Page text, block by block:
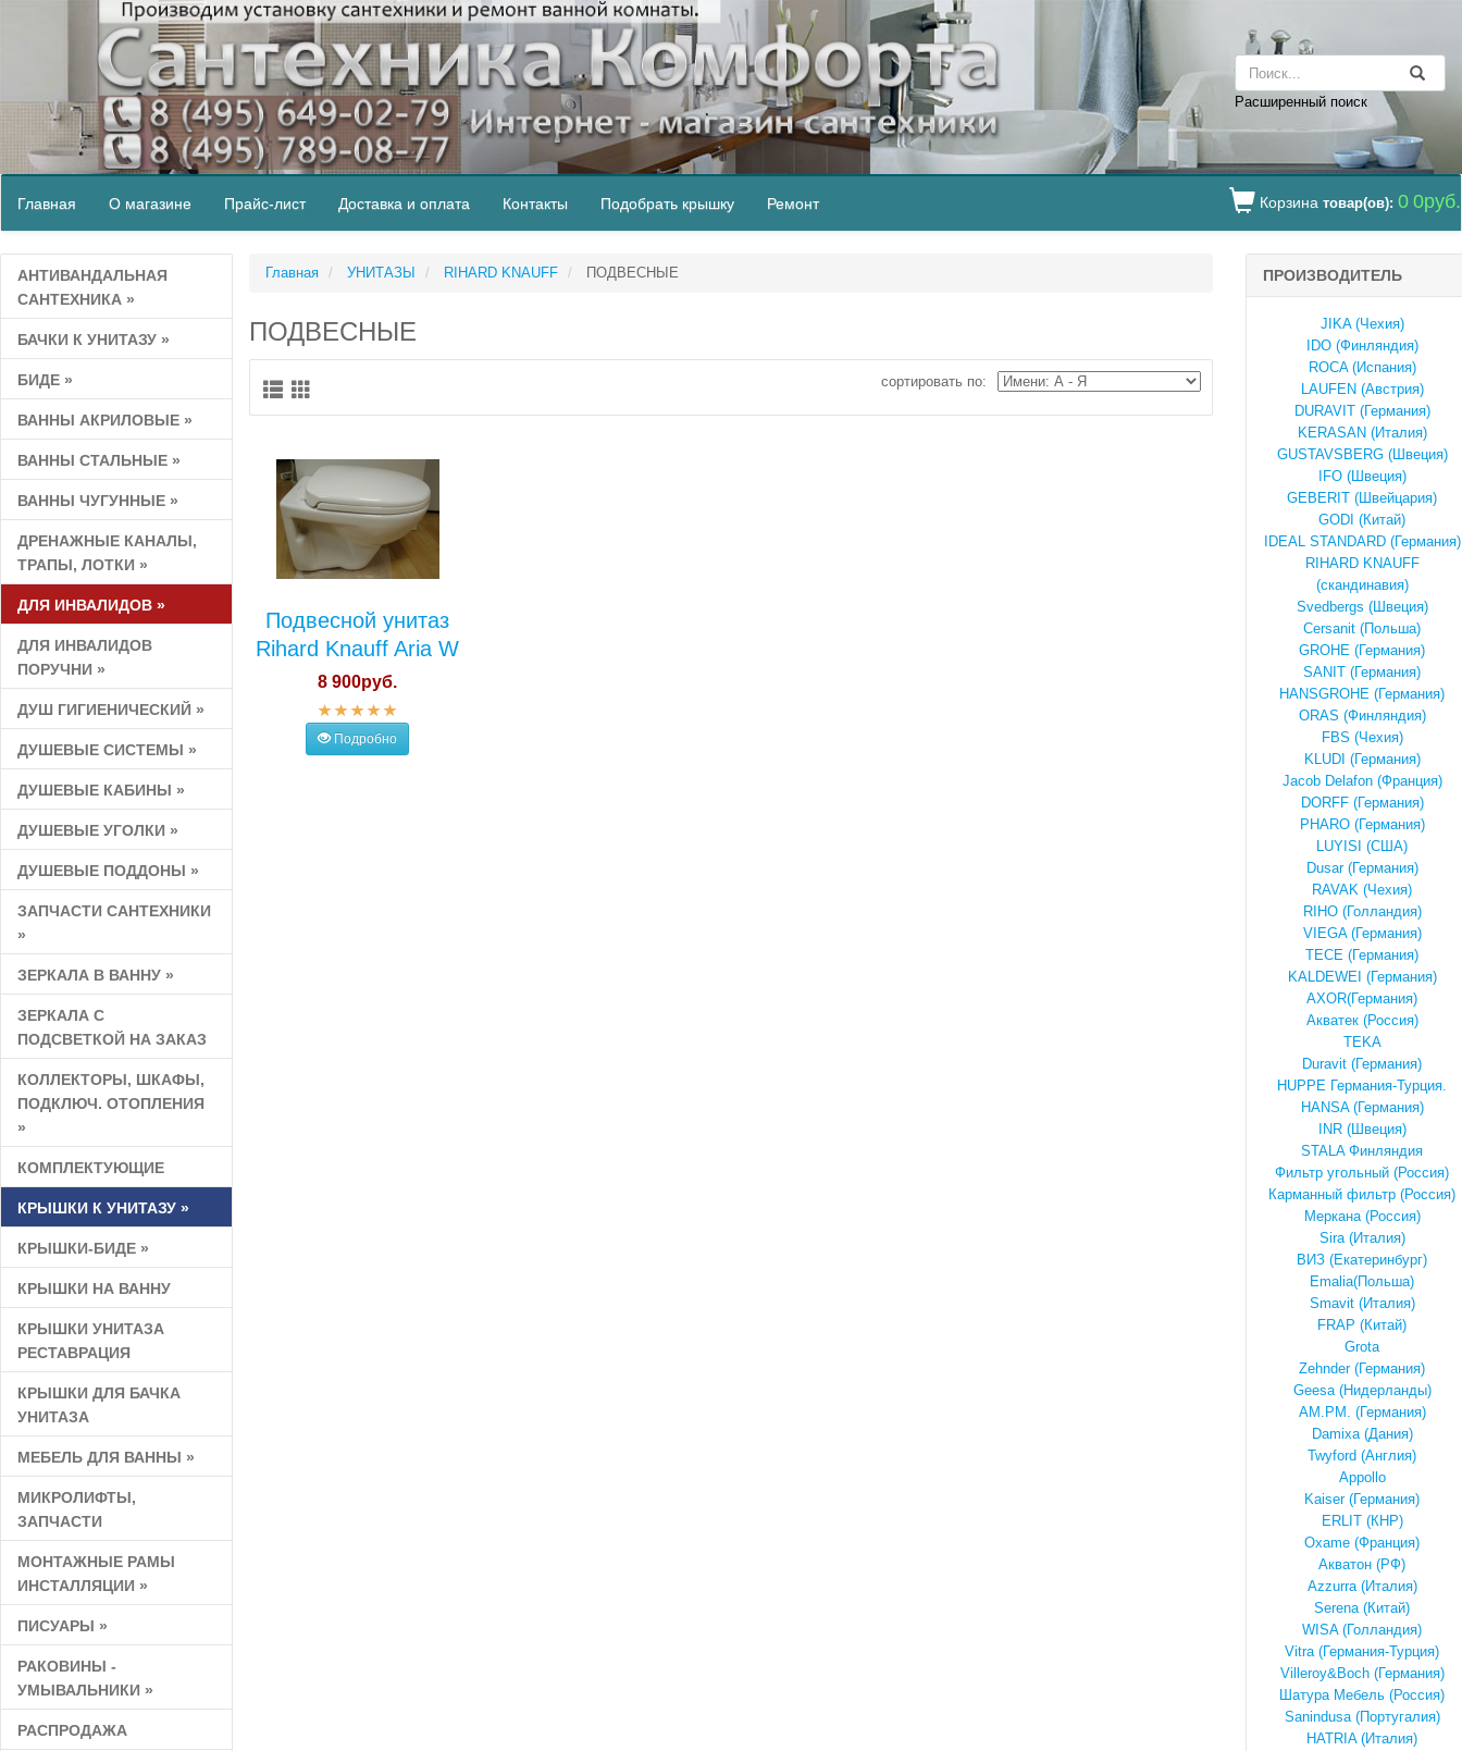
Расширенный поиск
Главная О магазине Прайс-лист Доставка и оплата Контакты Подобрать крышку Ремонт Корзина товар(ов): 0 0руб.
АНТИВАНДАЛЬНАЯ
САНТЕХНИКА »
БАЧКИ К УНИТАЗУ »
БИДЕ »
ВАННЫ АКРИЛОВЫЕ »
ВАННЫ СТАЛЬНЫЕ »
ВАННЫ ЧУГУННЫЕ »
ДРЕНАЖНЫЕ КАНАЛЫ,
ТРАПЫ, ЛОТКИ »
ДЛЯ ИНВАЛИДОВ »
ДЛЯ ИНВАЛИДОВ
ПОРУЧНИ »
ДУШ ГИГИЕНИЧЕСКИЙ »
ДУШЕВЫЕ СИСТЕМЫ »
ДУШЕВЫЕ КАБИНЫ »
ДУШЕВЫЕ УГОЛКИ »
ДУШЕВЫЕ ПОДДОНЫ »
ЗАПЧАСТИ САНТЕХНИКИ
»
ЗЕРКАЛА В ВАННУ »
ЗЕРКАЛА С
ПОДСВЕТКОЙ НА ЗАКАЗ
КОЛЛЕКТОРЫ, ШКАФЫ,
ПОДКЛЮЧ. ОТОПЛЕНИЯ
»
КОМПЛЕКТУЮЩИЕ
КРЫШКИ К УНИТАЗУ »
КРЫШКИ-БИДЕ »
КРЫШКИ НА ВАННУ
КРЫШКИ УНИТАЗА
РЕСТАВРАЦИЯ
КРЫШКИ ДЛЯ БАЧКА
УНИТАЗА
МЕБЕЛЬ ДЛЯ ВАННЫ »
МИКРОЛИФТЫ,
ЗАПЧАСТИ
МОНТАЖНЫЕ РАМЫ
ИНСТАЛЛЯЦИИ »
ПИСУАРЫ »
РАКОВИНЫ -
УМЫВАЛЬНИКИ »
РАСПРОДАЖА
Главная УНИТАЗЫ RIHARD KNAUFF ПОДВЕСНЫЕ
ПОДВЕСНЫЕ
cортировать по:
Подвесной унитаз
Rihard Knauff Aria W
8 900руб.
Подробно
ПРОИЗВОДИТЕЛЬ
JIKA (Чехия)
IDO (Финляндия)
ROCA (Испания)
LAUFEN (Австрия)
DURAVIT (Германия)
KERASAN (Италия)
GUSTAVSBERG (Швеция)
IFO (Швеция)
GEBERIT (Швейцария)
GODI (Китай)
IDEAL STANDARD (Германия)
RIHARD KNAUFF
(скандинавия)
Svedbergs (Швеция)
Cersanit (Польша)
GROHE (Германия)
SANIT (Германия)
HANSGROHE (Германия)
ORAS (Финляндия)
FBS (Чехия)
KLUDI (Германия)
Jacob Delafon (Франция)
DORFF (Германия)
PHARO (Германия)
LUYISI (США)
Dusar (Германия)
RAVAK (Чехия)
RIHO (Голландия)
VIEGA (Германия)
TECE (Германия)
KALDEWEI (Германия)
AXOR(Германия)
Акватек (Россия)
TEKA
Duravit (Германия)
HUPPE Германия-Турция.
HANSA (Германия)
INR (Швеция)
STALA Финляндия
Фильтр угольный (Россия)
Карманный фильтр (Россия)
Меркана (Россия)
Sira (Италия)
ВИЗ (Екатеринбург)
Emalia(Польша)
Smavit (Италия)
FRAP (Китай)
Grota
Zehnder (Германия)
Geesa (Нидерланды)
AM.PM. (Германия)
Damixa (Дания)
Twyford (Англия)
Appollo
Kaiser (Германия)
ERLIT (КНР)
Oxame (Франция)
Акватон (РФ)
Azzurrа (Италия)
Serena (Китай)
WISA (Голландия)
Vitra (Германия-Турция)
Villeroy&Boch (Германия)
Шатура Мебель (Россия)
Sanindusa (Португалия)
HATRIA (Италия)